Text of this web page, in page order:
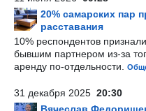
20% самарских пар
расставания
10% респондентов
бывшим партнером из-за
аренду по-отдельности.
31 декабря 2025 20:30